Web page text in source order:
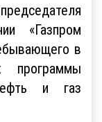
«Газпром
в
программы
и газ